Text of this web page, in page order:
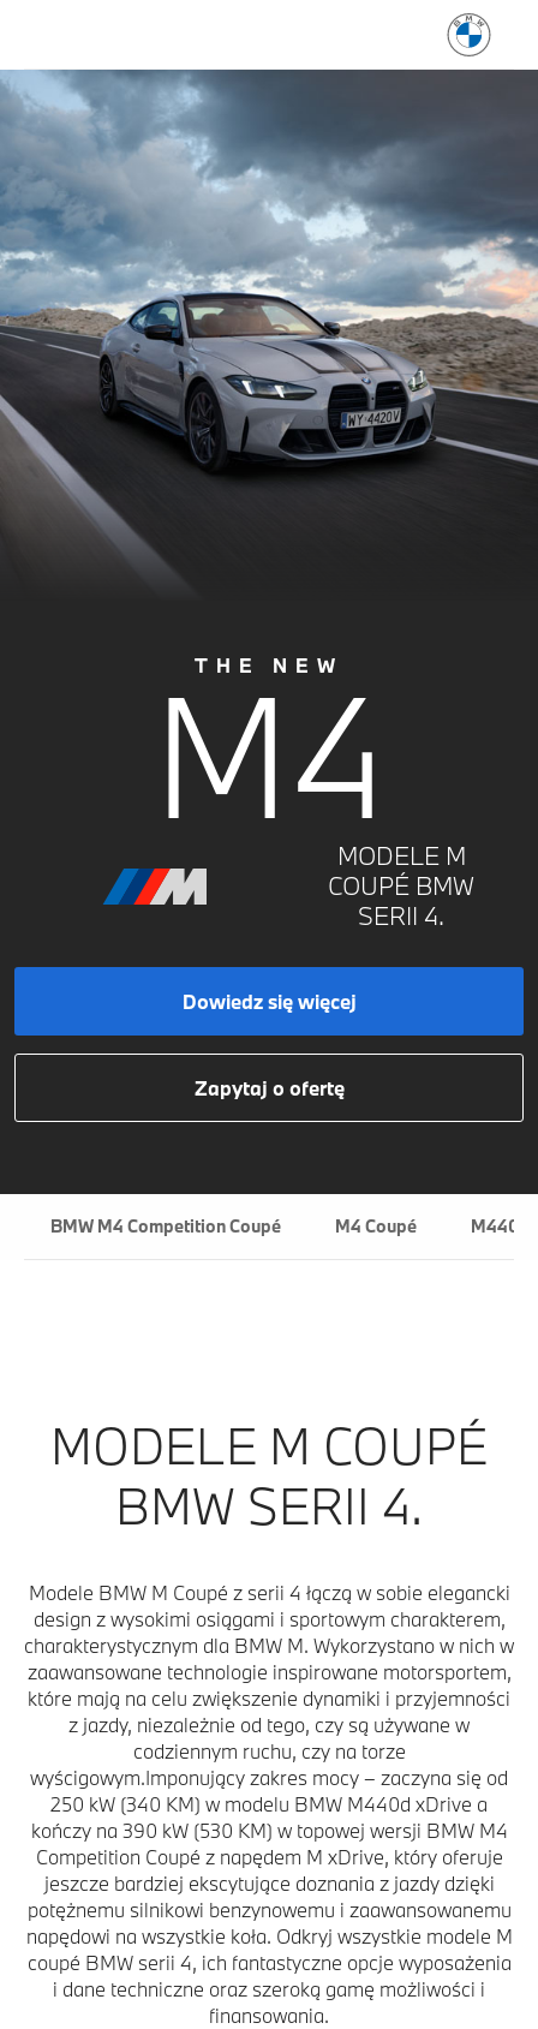
THE NEW
M4MODELE M
COUPÉ BMW
SERII 4.
Dowiedz się więcej
Zapytaj o ofertę
BMW M4 Competition Coupé M4 Coupé M440
MODELE M COUPÉ
BMW SERII 4.
Modele BMW M Coupé z serii 4 łączą w sobie elegancki
design z wysokimi osiągami i sportowym charakterem,
charakterystycznym dla BMW M. Wykorzystano w nich w
zaawansowane technologie inspirowane motorsportem,
które mają na celu zwiększenie dynamiki i przyjemności
z jazdy, niezależnie od tego, czy są używane w
codziennym ruchu, czy na torze
wyścigowym.Imponujący zakres mocy – zaczyna się od
250 kW (340 KM) w modelu BMW M440d xDrive a
kończy na 390 kW (530 KM) w topowej wersji BMW M4
Competition Coupé z napędem M xDrive, który oferuje
jeszcze bardziej ekscytujące doznania z jazdy dzięki
potężnemu silnikowi benzynowemu i zaawansowanemu
napędowi na wszystkie koła. Odkryj wszystkie modele M
coupé BMW serii 4, ich fantastyczne opcje wyposażenia
i dane techniczne oraz szeroką gamę możliwości i
finansowania.